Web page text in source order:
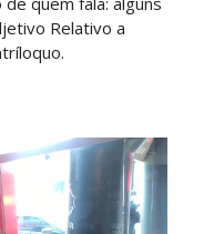
Relativo a